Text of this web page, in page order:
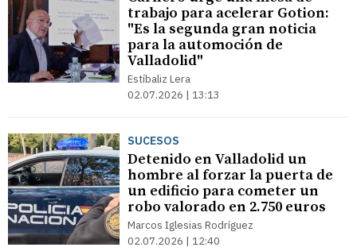
trabajo para acelerar Gotion:
"Es la segunda gran noticia
para la automoción de
Valladolid"
Estíbaliz Lera
02.07.2026 | 13:13
SUCESOS
Detenido en Valladolid un
hombre al forzar la puerta de
un edificio para cometer un
robo valorado en 2.750 euros
Marcos Iglesias Rodríguez
02.07.2026 | 12:40